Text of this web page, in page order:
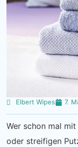
Elbert Wipes 7.
Wer schon mal
oder streifigen